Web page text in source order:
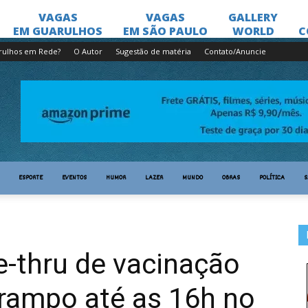
em Rede? O Autor Sugestão de matéria Contato/Anuncie
ESPORTE EVENTOS HUMOR LAZER MUNDO OBRAS POLÍTICA
thru de vacinação
até as 16h no